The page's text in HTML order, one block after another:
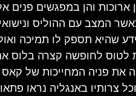
ארוכות והן במפגשים פנים
המצב עם ההוליס
שהיא תספק לו תמיכה
לטוס לחופשה קצרה
את פניה המחייכות של
וכל צרותיו באנגליה נראו